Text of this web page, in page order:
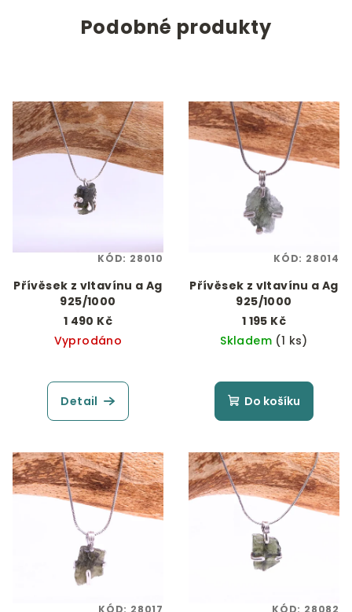
Podobné produkty
Přívěsek z vltavínu a Ag
925/1000
1 490 Kč
Vyprodáno
Detail
KÓD: 28010
Přívěsek z vltavínu a Ag
925/1000
1 195 Kč
Skladem (1 ks)
Do košíku
KÓD: 28014
KÓD: 28017 KÓD: 28082